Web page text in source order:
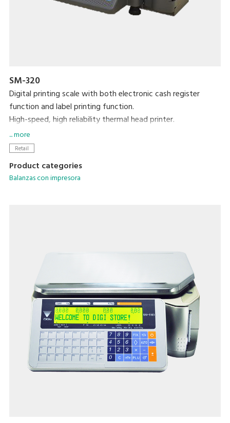
SM-320
Digital printing scale with both electronic cash register
function and label printing function.
High-speed, high reliability thermal head printer.
Easy paper handing achieved with special designed
mechanism.
Quick response to weight changes.
Calibrating by software.
... more
Retail
Product categories
Balanzas con impresora